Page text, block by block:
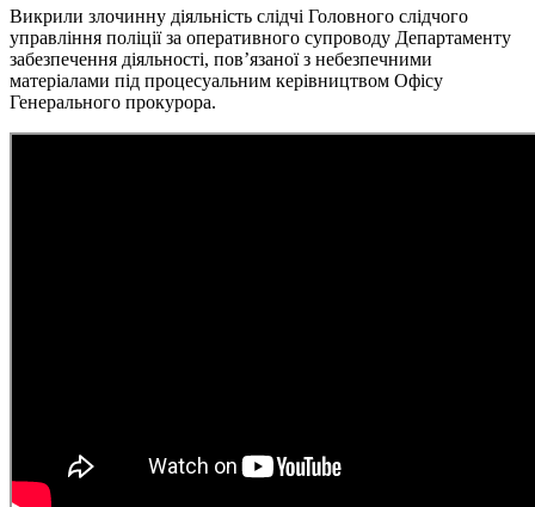
Викрили злочинну діяльність слідчі Головного слідчого
управління поліції за оперативного супроводу Департаменту
забезпечення діяльності, пов’язаної з небезпечними
матеріалами під процесуальним керівництвом Офісу
Генерального прокурора.